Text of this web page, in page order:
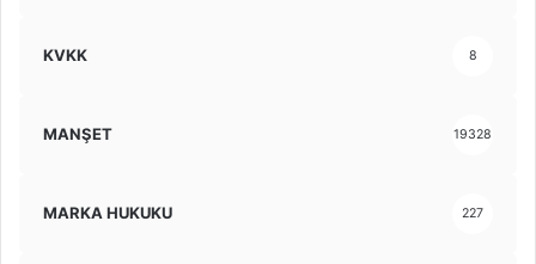
KVKK 8
MANŞET 19328
MARKA HUKUKU 227